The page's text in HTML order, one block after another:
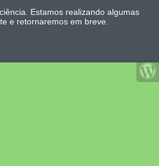
Estamos realizando algumas
e retornaremos em breve.